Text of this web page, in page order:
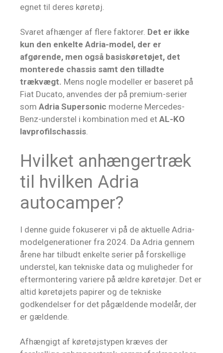
egnet til deres køretøj.
Svaret afhænger af flere faktorer. Det er ikke
kun den enkelte Adria-model, der er
afgørende, men også basiskøretøjet, det
monterede chassis samt den tilladte
trækvægt. Mens nogle modeller er baseret på
Fiat Ducato, anvendes der på premium-serier
som Adria Supersonic moderne Mercedes-
Benz-understel i kombination med et AL-KO
lavprofilschassis.
Hvilket anhængertræk
til hvilken Adria
autocamper?
I denne guide fokuserer vi på de aktuelle Adria-
modelgenerationer fra 2024. Da Adria gennem
årene har tilbudt enkelte serier på forskellige
understel, kan tekniske data og muligheder for
eftermontering variere på ældre køretøjer. Det er
altid køretøjets papirer og de tekniske
godkendelser for det pågældende modelår, der
er gældende.
Afhængigt af køretøjstypen kræves der